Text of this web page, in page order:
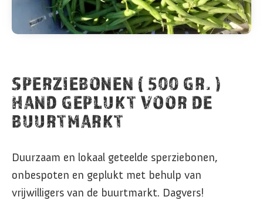
SPERZIEBONEN ( 500 GR. )
HAND GEPLUKT VOOR DE
BUURTMARKT
Duurzaam en lokaal geteelde sperziebonen,
onbespoten en geplukt met behulp van
vrijwilligers van de buurtmarkt. Dagvers!